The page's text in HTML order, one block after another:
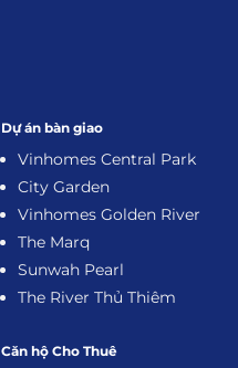
Dự án bàn giao
Vinhomes Central Park
City Garden
Vinhomes Golden River
The Marq
Sunwah Pearl
The River Thủ Thiêm
Căn hộ Cho Thuê